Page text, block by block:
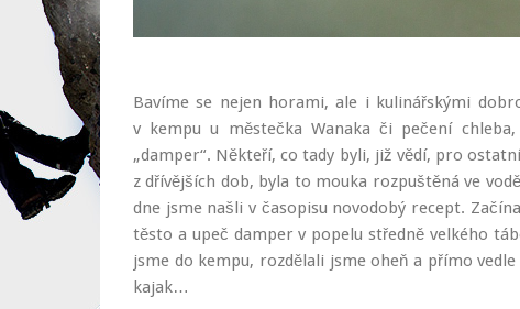
Bavíme se nejen horami, ale i kulinářskými
v kempu u městečka Wanaka či pečení
„damper“. Někteří, co tady byli, již vědí, pro
z dřívějších dob, byla to mouka rozpuštěná ve
dne jsme našli v časopisu novodobý recept.
těsto a upeč damper v popelu středně velkého
jsme do kempu, rozdělali jsme oheň a přímo
kajak…